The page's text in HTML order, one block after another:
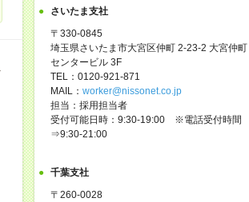
さいたま支社
〒330-0845
埼玉県さいたま市大宮区仲町 2-23-2 大宮仲町
センタービル 3F
TEL：0120-921-871
MAIL： worker@nissonet.co.jp
担当：採用担当者
受付可能日時：9:30-19:00 ※電話受付時間
⇒9:30-21:00
千葉支社
〒260-0028